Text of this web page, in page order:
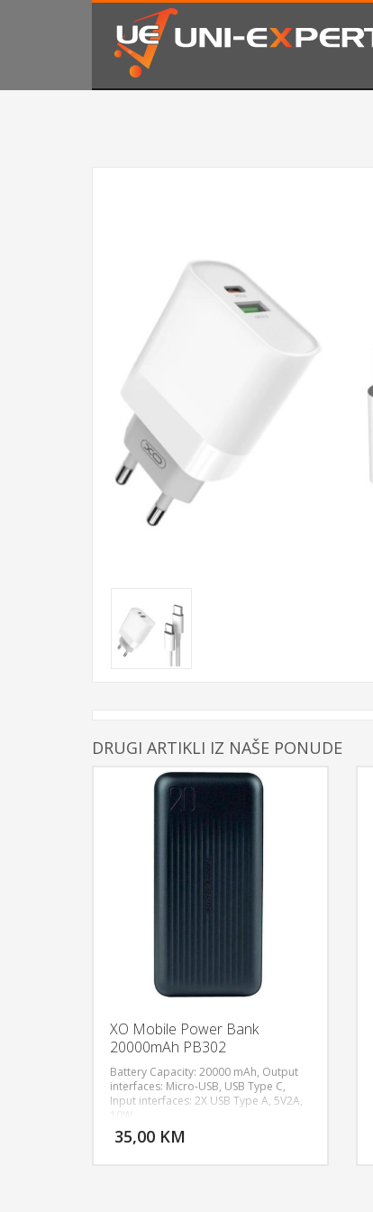
KAKO NARUČITI
Prijavite se ili registrujte.
DRUGI ARTIKLI IZ NAŠE PONUDE
XO Mobile Power Bank
20000mAh PB302
Battery Capacity: 20000 mAh, Output
interfaces: Micro-USB, USB Type C,
Input interfaces: 2X USB Type A, 5V2A,
10W
35,00 KM